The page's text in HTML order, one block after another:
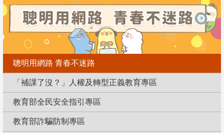
聰明用網路 青春不迷路
「補課了沒？」人權及轉型正義教育專區
教育部全民安全指引專區
教育部詐騙防制專區